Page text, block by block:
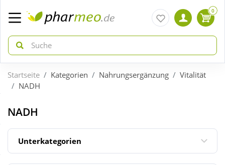
zurück
ÜBERSICHT AKTIONEN
Aktuelle Coupons
zurück
ÜBERSICHT KATEGORIEN
Arzneimittel
0
Startseite Kategorien Nahrungsergänzung
Vitalität
NADH
NADH
Unterkategorien